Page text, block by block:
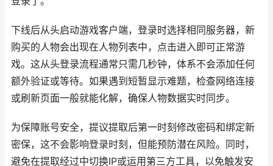
下线后从头启动游戏客户端，登录时选择相同服务器，新
购买的人物会出现在人物列表中，点击进入即可正常游
戏。这从头登录流程通常只需几秒钟，体系不会添加任何
额外验证或等待。如果遇到短暂显示难题，检查网络连接
或刷新页面一般就能化解，确保人物数据实时同步。
为保障账号安全，提议提取后第一时刻修改密码和绑定新
密保，这不会影响登录时刻，但能预防潜在风险。同时，
避免在提取经过中切换IP或运用第三方工具，以免触发安